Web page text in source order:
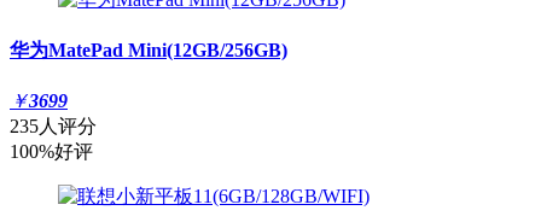
华为MatePad Mini(12GB/256GB)
￥3699
235人评分
100%好评